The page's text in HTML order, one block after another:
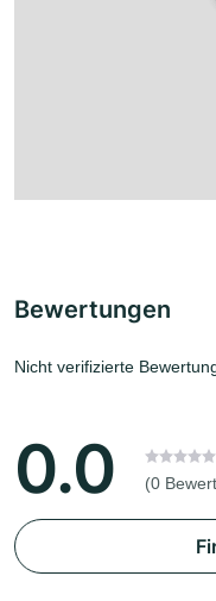
Bewertungen
Nicht verifizierte
0.0 (0